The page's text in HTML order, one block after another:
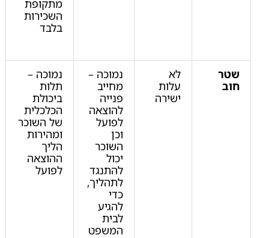
מתקופת
השכירות
בלבד
שטר
חוב
לא
עלות
ישירה
נמוכה –
מחייב
פנייה
להוצאה
לפועל
וכן
השוכר
יכול
להתנגד
לתהליך,
כדי
להגיע
לבית
המשפט
נמוכה –
תלות
ביכולת
הכלכלית
של השוכר
ומהירות
הליך
ההוצאה
לפועל